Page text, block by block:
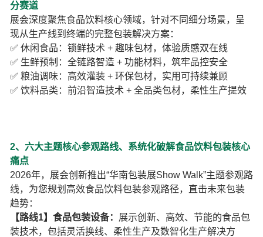
分赛道
展会深度聚焦食品饮料核心领域，针对不同细分场景，呈
现从生产线到终端的完整包装解决方案：
✅ 休闲食品：锁鲜技术 + 趣味包材，体验质感双在线
✅ 生鲜预制：全链路智造 + 功能材料，筑牢品控安全
✅ 粮油调味：高效灌装 + 环保包材，实用可持续兼顾
✅ 饮料品类：前沿智造技术 + 全品类包材，柔性生产提效
2、六大主题核心参观路线、系统化破解食品饮料包装核心
痛点
2026年，展会创新推出“华南包装展Show Walk”主题参观路
线，为您规划高效食品饮料包装参观路径，直击未来包装
趋势：
【路线1】食品包装设备： 展示创新、高效、节能的食品包
装技术，包括灵活换线、柔性生产及数智化生产解决方